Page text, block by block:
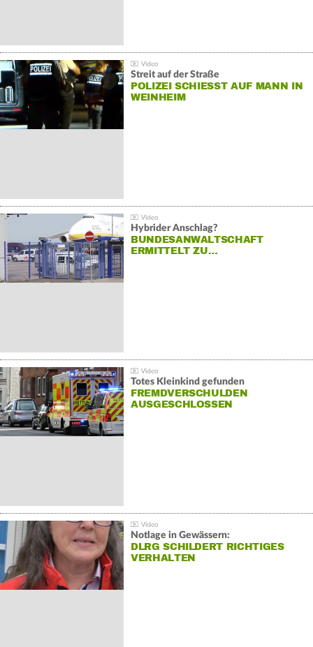
Streit auf der Straße
POLIZEI SCHIESST AUF MANN IN W
EINHEIM
Hybrider Anschlag?
BUNDESANWALTSCHAFT
ERMITTELT ZU…
Totes Kleinkind gefunden
FREMDVERSCHULDEN
AUSGESCHLOSSEN
Notlage in Gewässern:
DLRG SCHILDERT RICHTIGES
VERHALTEN